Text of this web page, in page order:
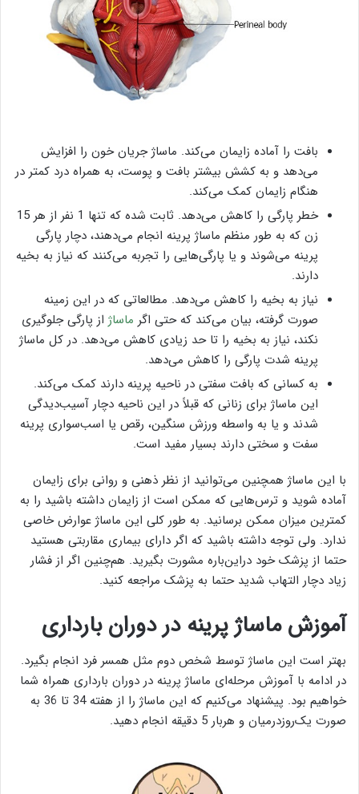
بافت را آماده زایمان می‌کند. ماساژ جریان خون را افزایش
می‌دهد و به کشش بیشتر بافت و پوست، به همراه درد کمتر در
هنگام زایمان کمک می‌کند.
خطر پارگی را کاهش می‌دهد. ثابت شده که تنها 1 نفر از هر 15
زن که به طور منظم ماساژ پرینه انجام می‌دهند، دچار پارگی
پرینه می‌شوند و یا پارگی‌هایی را تجربه می‌کنند که نیاز به بخیه
دارند.
نیاز به بخیه را کاهش می‌دهد. مطالعاتی که در این زمینه
صورت گرفته، بیان می‌کند که حتی اگر ماساژ از پارگی جلوگیری
نکند، نیاز به بخیه را تا حد زیادی کاهش می‌دهد. در کل ماساژ
پرینه شدت پارگی را کاهش می‌دهد.
به کسانی که بافت سفتی در ناحیه پرینه دارند کمک می‌کند.
این ماساژ برای زنانی که قبلاً در این ناحیه دچار آسیب‌دیدگی
شدند و یا به واسطه ورزش سنگین، رقص یا اسب‌سواری پرینه
سفت و سختی دارند بسیار مفید است.
با این ماساژ همچنین می‌توانید از نظر ذهنی و روانی برای زایمان
آماده شوید و ترس‌هایی که ممکن است از زایمان داشته باشید را به
کمترین میزان ممکن برسانید. به طور کلی این ماساژ عوارض خاصی
ندارد. ولی توجه داشته باشید که اگر دارای بیماری مقاربتی هستید
حتما از پزشک خود دراین‌باره مشورت بگیرید. هم‌چنین اگر از فشار
زیاد دچار التهاب شدید حتما به پزشک مراجعه کنید.
آموزش ماساژ پرینه در دوران بارداری
بهتر است این ماساژ توسط شخص دوم مثل همسر فرد انجام بگیرد.
در ادامه با آموزش مرحله‌ای ماساژ پرینه در دوران بارداری همراه شما
خواهیم بود. پیشنهاد می‌کنیم که این ماساژ را از هفته 34 تا 36 به
صورت یک‌روزدرمیان و هربار 5 دقیقه انجام دهید.